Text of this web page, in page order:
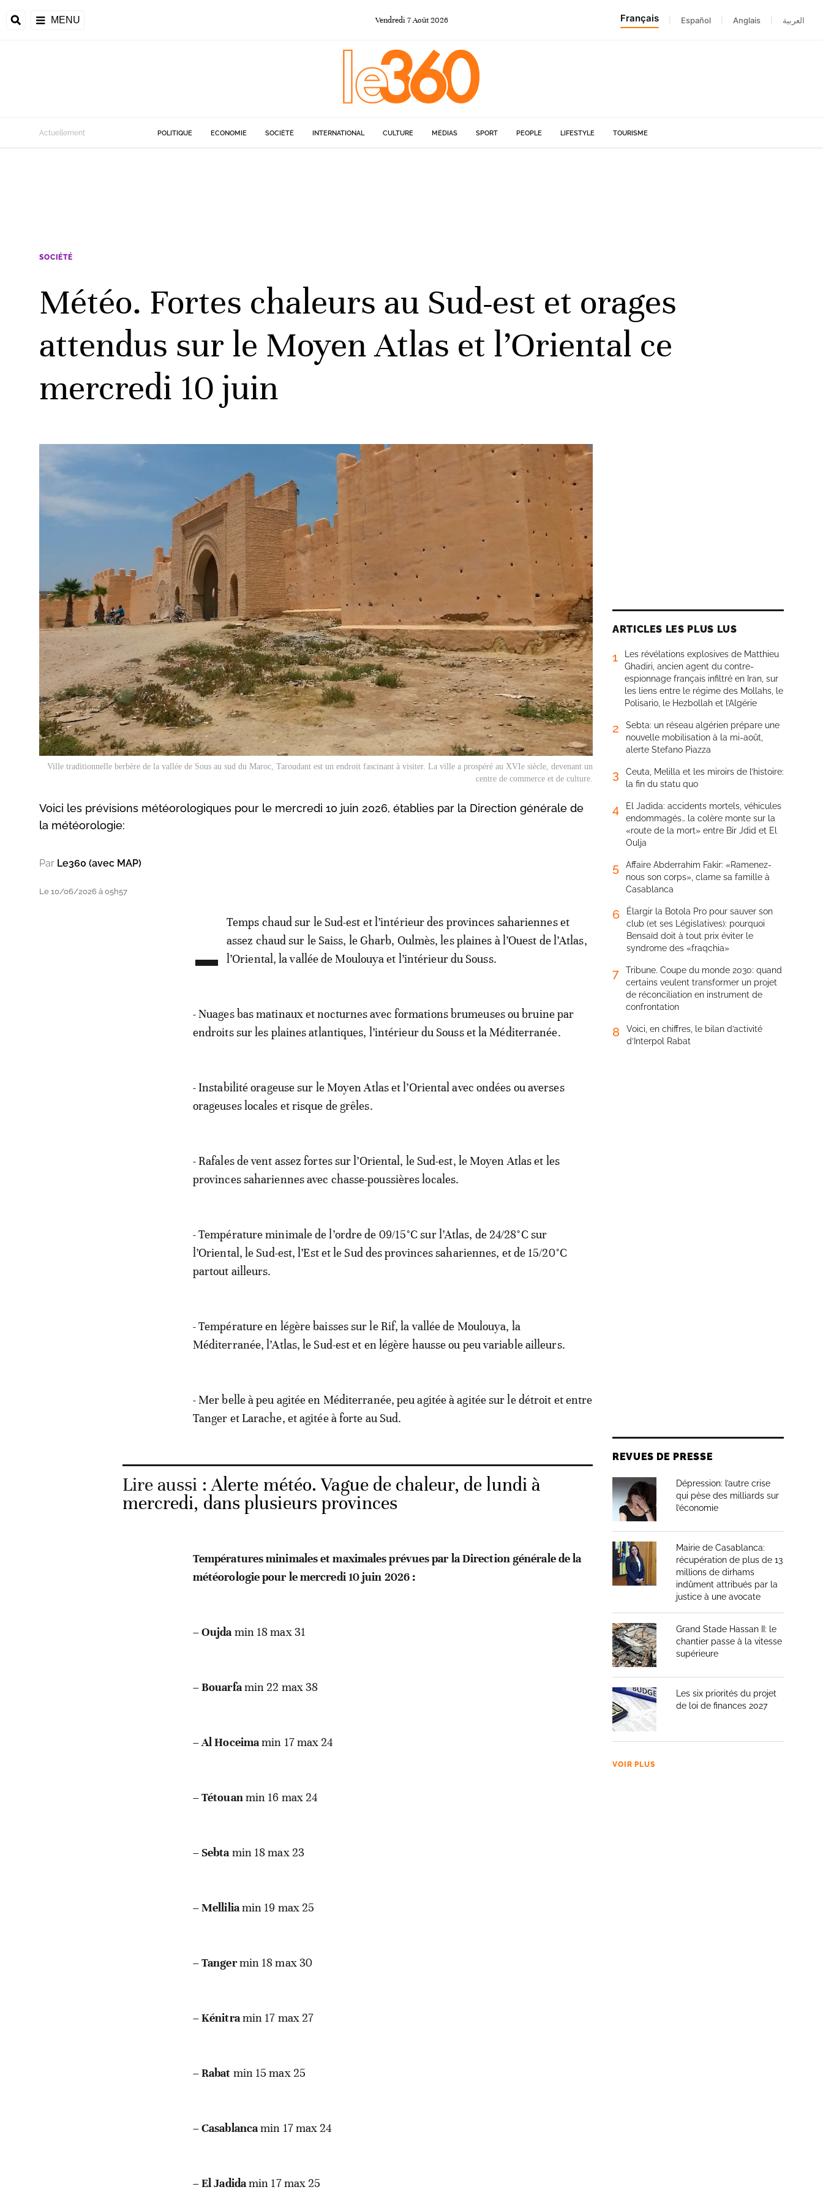
MENU Vendredi 7Août 2026 Français Español Anglais العربية
Actuellement POLITIQUE ECONOMIE SOCIÉTÉ INTERNATIONAL CULTURE MÉDIAS SPORT PEOPLE LIFESTYLE TOURISME
SOCIÉTÉ
Météo. Fortes chaleurs au Sud-est et orages
attendus sur le Moyen Atlas et l’Oriental ce
mercredi 10 juin
Ville traditionnelle berbère de la vallée de Sous au sud du Maroc, Taroudant est un endroit fascinant à visiter. La ville a prospéré au XVIe siècle, devenant un
centre de commerce et de culture.
Voici les prévisions météorologiques pour le mercredi 10 juin 2026, établies par la Direction générale de
la météorologie:
Par Le360 (avec MAP)
Le 10/06/2026 à 05h57 -
Temps chaud sur le Sud-est et l’intérieur des provinces sahariennes et
assez chaud sur le Saiss, le Gharb, Oulmès, les plaines à l’Ouest de l’Atlas,
l’Oriental, la vallée de Moulouya et l’intérieur du Souss.
- Nuages bas matinaux et nocturnes avec formations brumeuses ou bruine par
endroits sur les plaines atlantiques, l’intérieur du Souss et la Méditerranée.
- Instabilité orageuse sur le Moyen Atlas et l’Oriental avec ondées ou averses
orageuses locales et risque de grêles.
- Rafales de vent assez fortes sur l’Oriental, le Sud-est, le Moyen Atlas et les
provinces sahariennes avec chasse-poussières locales.
- Température minimale de l’ordre de 09/15°C sur l’Atlas, de 24/28°C sur
l’Oriental, le Sud-est, l’Est et le Sud des provinces sahariennes, et de 15/20°C
partout ailleurs.
- Température en légère baisses sur le Rif, la vallée de Moulouya, la
Méditerranée, l’Atlas, le Sud-est et en légère hausse ou peu variable ailleurs.
- Mer belle à peu agitée en Méditerranée, peu agitée à agitée sur le détroit et entre
Tanger et Larache, et agitée à forte au Sud.
Lire aussi :Alerte météo. Vague de chaleur, de lundi à
mercredi, dans plusieurs provinces
Températures minimales et maximales prévues par la Direction générale de la
météorologie pour le mercredi 10 juin 2026 :
–Oujda min 18 max 31
–Bouarfamin 22 max 38
–Al Hoceimamin 17 max 24
–Tétouan min 16 max 24
– Sebta min 18 max 23
–Melliliamin 19 max 25
–Tangermin 18 max 30
–Kénitramin 17 max 27
–Rabat min 15 max 25
–Casablancamin 17 max 24
–El Jadidamin 17 max 25
ARTICLES LES PLUS LUS
1
Les révélations explosives de Matthieu
Ghadiri, ancien agent du contre-
espionnage français infiltré en Iran, sur
les liens entre le régime des Mollahs, le
Polisario, le Hezbollah et l’Algérie
2
Sebta: un réseau algérien prépare une
nouvelle mobilisation à la mi-août,
alerte Stefano Piazza
3
Ceuta, Melilla et les miroirs de l’histoire:
la fin du statu quo
4
El Jadida: accidents mortels, véhicules
endommagés… la colère monte sur la
«route de la mort» entre Bir Jdid et El
Oulja
5
Affaire Abderrahim Fakir: «Ramenez-
nous son corps», clame sa famille à
Casablanca
6
Élargir la Botola Pro pour sauver son
club (et ses Législatives): pourquoi
Bensaïd doit à tout prix éviter le
syndrome des «fraqchia»
7
Tribune. Coupe du monde 2030: quand
certains veulent transformer un projet
de réconciliation en instrument de
confrontation
8
Voici, en chiffres, le bilan d’activité
d’Interpol Rabat
REVUES DE PRESSE
Dépression: l’autre crise
qui pèse des milliards sur
l’économie
Mairie de Casablanca:
récupération de plus de 13
millions de dirhams
indûment attribués par la
justice à une avocate
Grand Stade Hassan II: le
chantier passe à la vitesse
supérieure
Les six priorités du projet
de loi de finances 2027
VOIR PLUS